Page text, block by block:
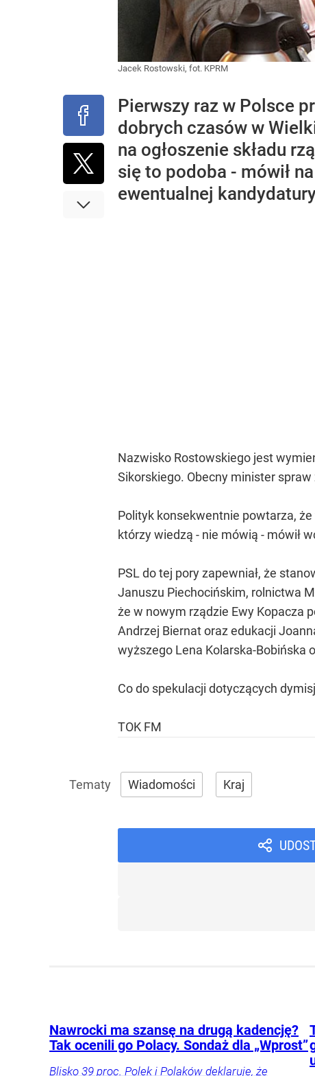
Jacek Rostowski, fot. KPRM
Pierwszy raz w Polsce
dobrych czasów w
na ogłoszenie składu
się to podoba - mówił
ewentualnej
Nazwisko Rostowskiego jest
Sikorskiego. Obecny minister
Polityk konsekwentnie powtarza,
którzy wiedzą - nie mówią - mówił
PSL do tej pory zapewniał, że
Januszu Piechocińskim, rolnictwa
że w nowym rządzie Ewy Kopacza
Andrzej Biernat oraz edukacji
wyższego Lena Kolarska-Bobińska
Co do spekulacji dotyczących
TOK FM
Wiadomości Kraj
Nawrocki ma szansę na drugą kadencję?
Tak ocenili go Polacy. Sondaż dla „Wprost”
Blisko 39 proc. Polek i Polaków deklaruje, że